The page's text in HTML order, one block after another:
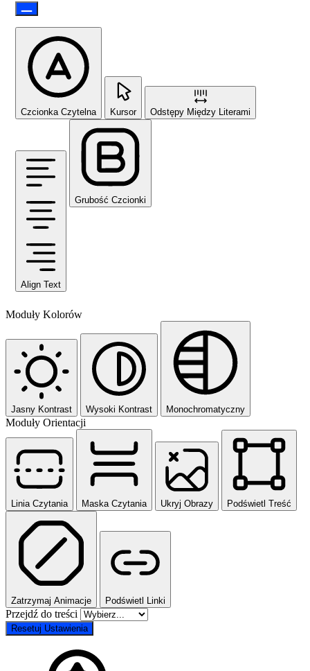
Czcionka Czytelna Kursor Odstępy Między Literami
Align Text
Grubość Czcionki
Moduły Kolorów
Jasny Kontrast Wysoki Kontrast Monochromatyczny
Moduły Orientacji
Linia Czytania Maska Czytania Ukryj Obrazy Podświetl Treść
Zatrzymaj Animacje Podświetl Linki
Przejdź do treści
Resetuj Ustawienia